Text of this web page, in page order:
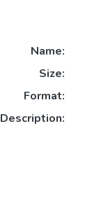
Name:
Size:
Format:
Description: